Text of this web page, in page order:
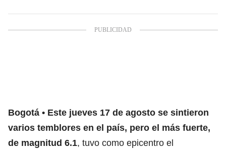
Bogotá
Este jueves 17 de agosto se sintieron
varios temblores en el país, pero el más fuerte,
de magnitud 6.1, tuvo como epicentro el